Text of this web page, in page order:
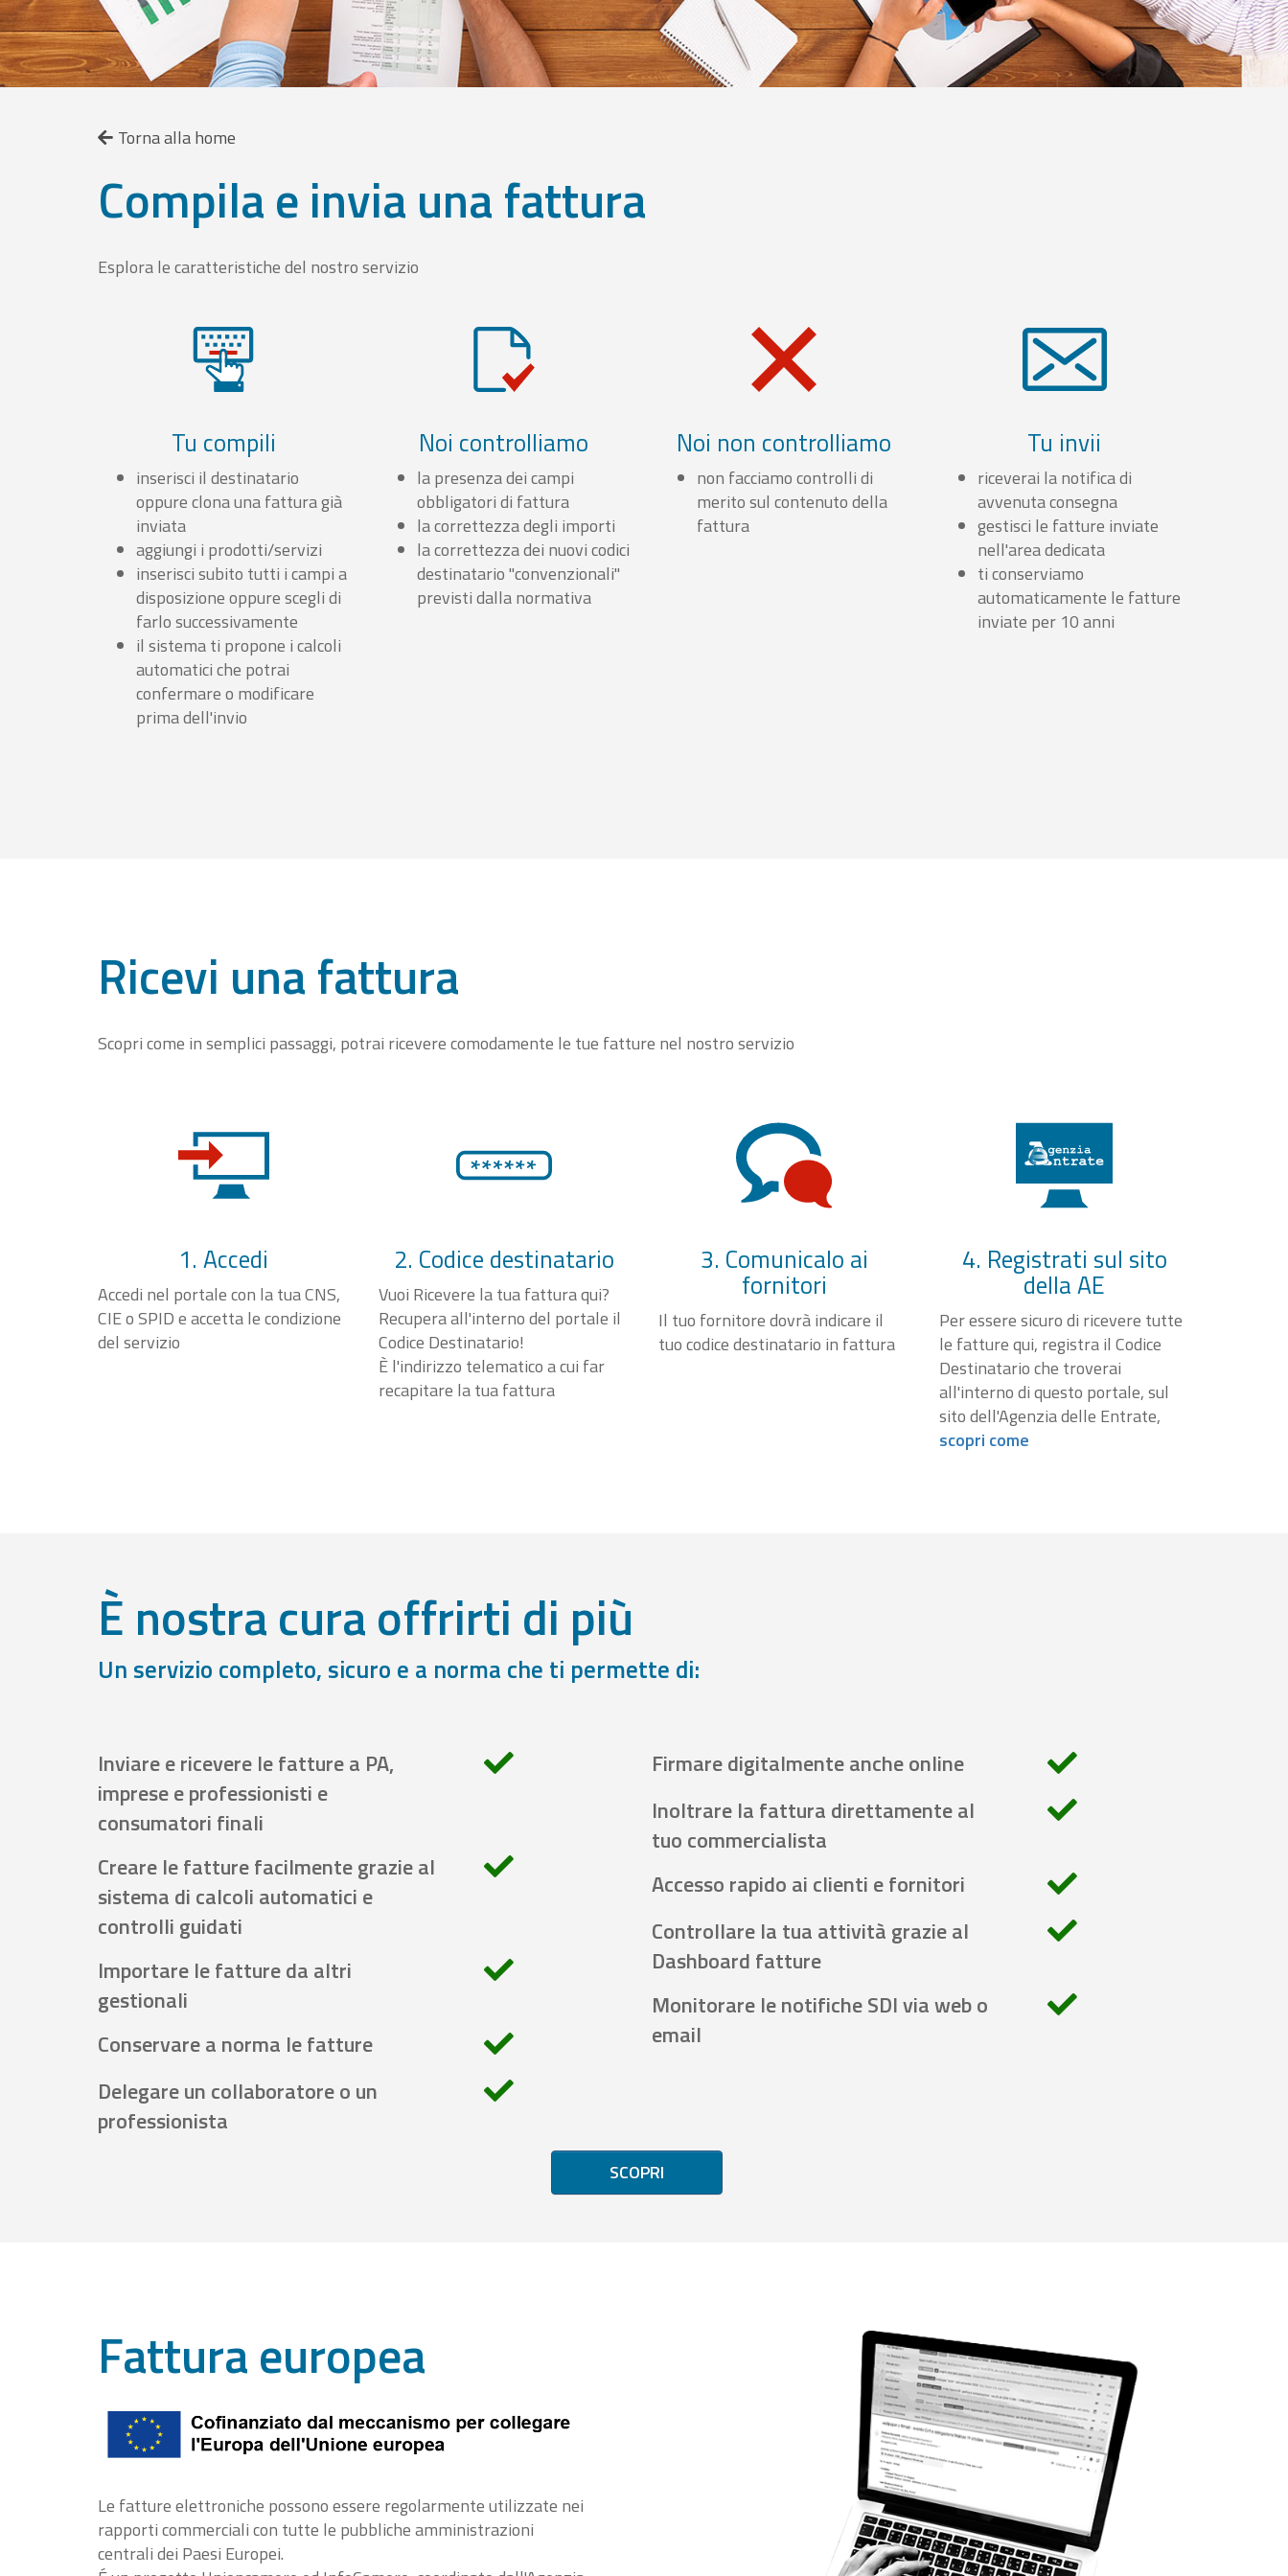
Torna alla home
Compila e invia una fattura
Esplora le caratteristiche del nostro servizio
Tu compili
inserisci il destinatario
oppure clona una fattura già
inviata
aggiungi i prodotti/servizi
inserisci subito tutti i campi a
disposizione oppure scegli di
farlo successivamente
il sistema ti propone i calcoli
automatici che potrai
confermare o modificare
prima dell'invio
Noi controlliamo
la presenza dei campi
obbligatori di fattura
la correttezza degli importi
la correttezza dei nuovi codici
destinatario "convenzionali"
previsti dalla normativa
Noi non controlliamo
non facciamo controlli di
merito sul contenuto della
fattura
Tu invii
riceverai la notifica di
avvenuta consegna
gestisci le fatture inviate
nell'area dedicata
ti conserviamo
automaticamente le fatture
inviate per 10 anni
Ricevi una fattura
Scopri come in semplici passaggi, potrai ricevere comodamente le tue fatture nel nostro servizio
1. Accedi
Accedi nel portale con la tua CNS,
CIE o SPID e accetta le condizione
del servizio
2. Codice destinatario
Vuoi Ricevere la tua fattura qui?
Recupera all'interno del portale il
Codice Destinatario!
È l'indirizzo telematico a cui far
recapitare la tua fattura
3. Comunicalo ai
fornitori
Il tuo fornitore dovrà indicare il
tuo codice destinatario in fattura
4. Registrati sul sito
della AE
Per essere sicuro di ricevere tutte
le fatture qui, registra il Codice
Destinatario che troverai
all'interno di questo portale, sul
sito dell'Agenzia delle Entrate,
scopri come
È nostra cura offrirti di più
Un servizio completo, sicuro e a norma che ti permette di:
Inviare e ricevere le fatture a PA,
imprese e professionisti e
consumatori finali
Creare le fatture facilmente grazie al
sistema di calcoli automatici e
controlli guidati
Importare le fatture da altri
gestionali
Conservare a norma le fatture
Delegare un collaboratore o un
professionista
Firmare digitalmente anche online
Inoltrare la fattura direttamente al
tuo commercialista
Accesso rapido ai clienti e fornitori
Controllare la tua attività grazie al
Dashboard fatture
Monitorare le notifiche SDI via web o
email
SCOPRI
Fattura europea
Le fatture elettroniche possono essere regolarmente utilizzate nei
rapporti commerciali con tutte le pubbliche amministrazioni
centrali dei Paesi Europei.